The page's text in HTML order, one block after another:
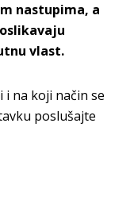
nastupima, a
vlast.
i na koji način se
poslušajte